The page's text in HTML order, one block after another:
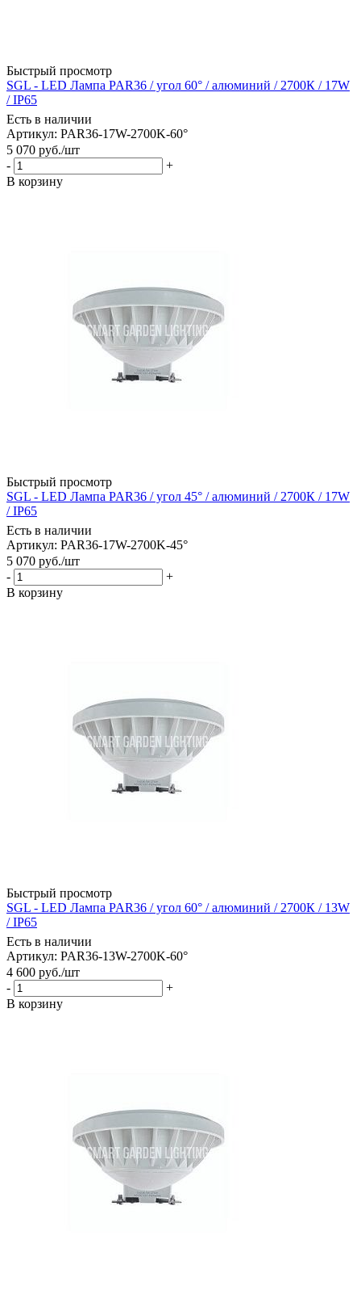
Быстрый просмотр
SGL - LED Лампа PAR36 / угол 60° / алюминий / 2700К / 17W
/ IP65
Есть в наличии
Артикул: PAR36-17W-2700K-60°
5 070 руб./шт
-
+
В корзину
Быстрый просмотр
SGL - LED Лампа PAR36 / угол 45° / алюминий / 2700К / 17W
/ IP65
Есть в наличии
Артикул: PAR36-17W-2700K-45°
5 070 руб./шт
-
+
В корзину
Быстрый просмотр
SGL - LED Лампа PAR36 / угол 60° / алюминий / 2700К / 13W
/ IP65
Есть в наличии
Артикул: PAR36-13W-2700K-60°
4 600 руб./шт
-
+
В корзину